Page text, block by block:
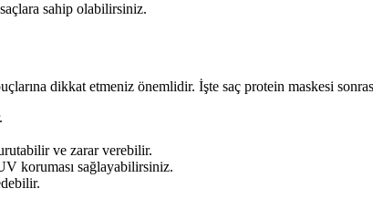
saçlara sahip olabilirsiniz.
dikkat etmeniz önemlidir. İşte saç protein maskesi
ve zarar verebilir.
koruması sağlayabilirsiniz.